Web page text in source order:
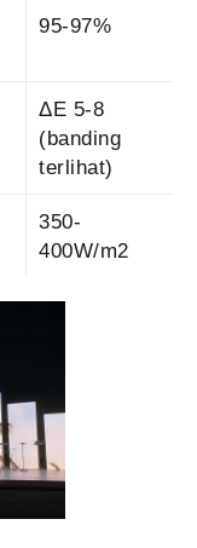
95-97%
ΔE 5-8
(banding
terlihat)
350-
400W/m2